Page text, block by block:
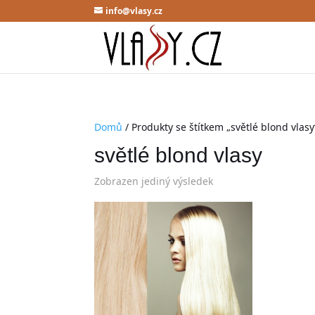
info@vlasy.cz
Domů / Produkty se štítkem „světlé blond
světlé blond vlasy
Zobrazen jediný výsledek